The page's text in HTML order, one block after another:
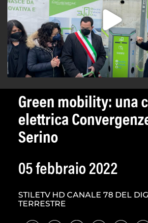
Green mobility: una
elettrica
Serino
05 febbraio 2022
STILETV HD CANALE 78 DEL
TERRESTRE